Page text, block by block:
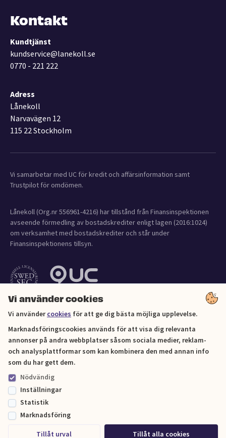
Vi använder cookies
Vi användercookies för att ge dig bästa möjliga upplevelse.
Marknadsföringscookies används för att visa dig relevanta
annonser på andra webbplatser såsom sociala medier, reklam-
och analysplattformar som kan kombinera den med annan info
som du har gett dem.
Nödvändig
Inställningar
Statistik
Marknadsföring
Tillåt urval Tillåt alla cookies
Kontakt
Kundtjänst
kundservice@lanekoll.se
0770 - 221 222
Adress
Lånekoll
Narvavägen 12
115 22 Stockholm
Vi samarbetar med UC för kredit och affärsinformation samt
Trustpilot för omdömen.
Lånekoll (Org.nr 556961-4216) har tillstånd från Finansinspektionen
avseende förmedling av bostadskrediter enligt lagen (2016:1024)
om verksamhet med bostadskrediter och står under
Finansinspektionens tillsyn.
Cookies
Sitemap
© Lånekoll 2026